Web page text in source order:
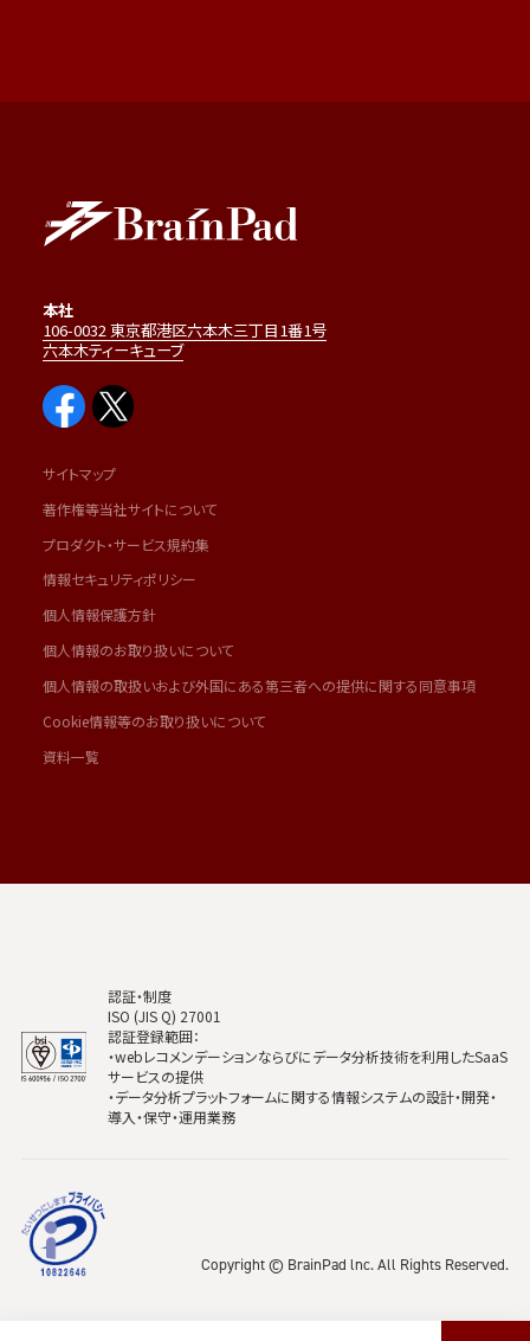
本社
106-0032 東京都港区六本木三丁目1番1号
六本木ティーキューブ
サイトマップ
著作権等当社サイトについて
プロダクト・サービス規約集
情報セキュリティポリシー
個人情報保護方針
個人情報のお取り扱いについて
個人情報の取扱いおよび外国にある第三者への提供に関する同意事項
Cookie情報等のお取り扱いについて
資料一覧
認証・制度
ISO (JIS Q) 27001
認証登録範囲：
・webレコメンデーションならびにデータ分析技術を利用したSaaS
サービスの提供
・データ分析プラットフォームに関する情報システムの設計・開発・
導入・保守・運用業務
Copyright © BrainPad lnc. All Rights Reserved.